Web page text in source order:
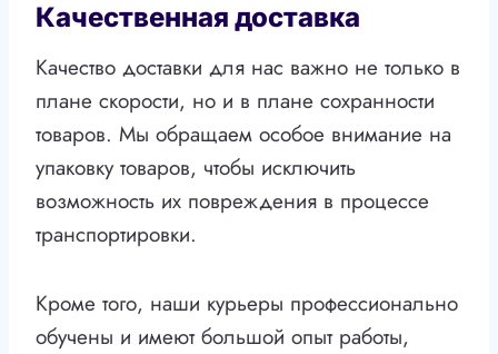
Качественная доставка
Качество доставки для нас важно не только в
плане скорости, но и в плане сохранности
товаров. Мы обращаем особое внимание на
упаковку товаров, чтобы исключить
возможность их повреждения в процессе
транспортировки.
Кроме того, наши курьеры профессионально
обучены и имеют большой опыт работы,